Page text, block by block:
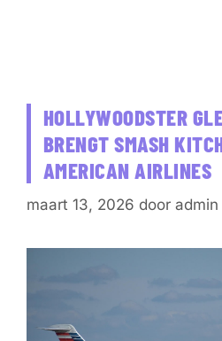
HOLLYWOODSTER
BRENGT SMASH
AMERICAN AIRLINES
maart 13, 2026 door admin